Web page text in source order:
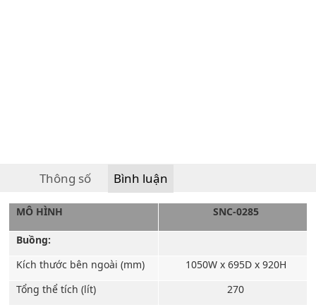
Thông số Bình luận
MÔ HÌNH SNC-0285
Buồng:
Kích thước bên ngoài (mm)
1050W x 695D x 920H
Tổng thể tích (lít)
270